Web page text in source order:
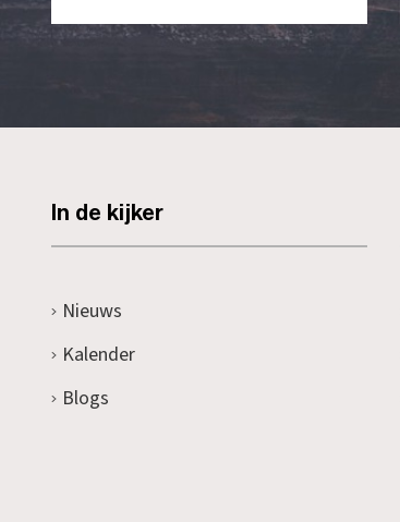
In de kijker
Nieuws
Kalender
Blogs